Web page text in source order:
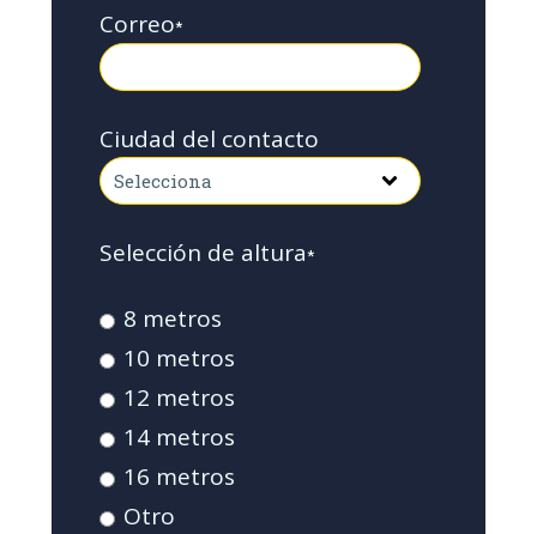
Correo*
Ciudad del contacto
Selección de altura*
8 metros
10 metros
12 metros
14 metros
16 metros
Otro